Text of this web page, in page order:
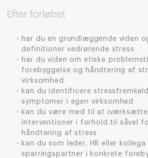
Efter forløbet
har du en grundlæggende viden
definitioner vedrørende stress
har du viden om etiske
forebyggelse og håndtering af
virksomhed
kan du identificere
symptomer i egen virksomhed
kan du være med til at
interventioner i forhold til såvel
håndtering af stress
kan du som leder, HR eller
sparringspartner i konkrete